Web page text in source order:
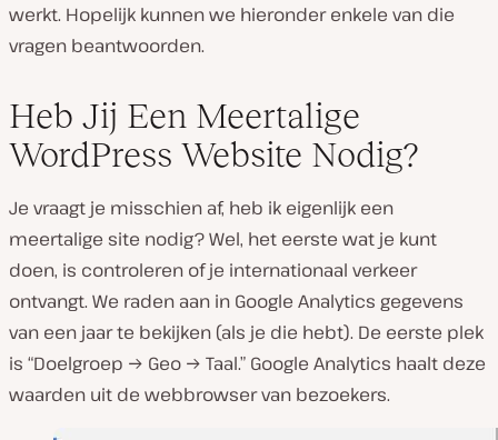
werkt. Hopelijk kunnen we hieronder enkele van die
vragen beantwoorden.
Heb Jij Een Meertalige
WordPress Website Nodig?
Je vraagt je misschien af, heb ik eigenlijk een
meertalige site nodig? Wel, het eerste wat je kunt
doen, is controleren of je internationaal verkeer
ontvangt. We raden aan in Google Analytics gegevens
van een jaar te bekijken (als je die hebt). De eerste plek
is “Doelgroep → Geo → Taal.” Google Analytics haalt deze
waarden uit de webbrowser van bezoekers.